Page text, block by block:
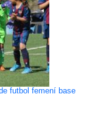
futbol femení base